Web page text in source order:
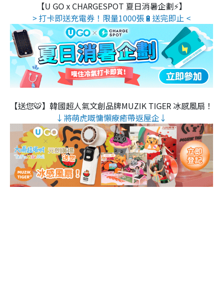
【U GO x CHARGESPOT 夏日消暑企劃⚡】
> 打卡即送充電券！限量1000張🔋送完即止 <
【送您🐯】韓國超人氣文創品牌MUZIK TIGER 冰感風扇！
↓將萌虎嘅慵懶療癒帶返屋企↓